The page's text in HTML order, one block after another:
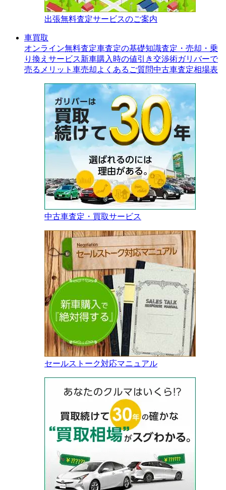
出張無料査定サービスのご案内
車買取
オンライン無料査定車査定の基礎知識査定・売却・乗
り換えサービス新車購入時の値引き交渉術ガリバーで
売るメリット 車売却よくあるご質問中古車査定相場表
中古車査定・買取サービス
セールストーク対応マニュアル